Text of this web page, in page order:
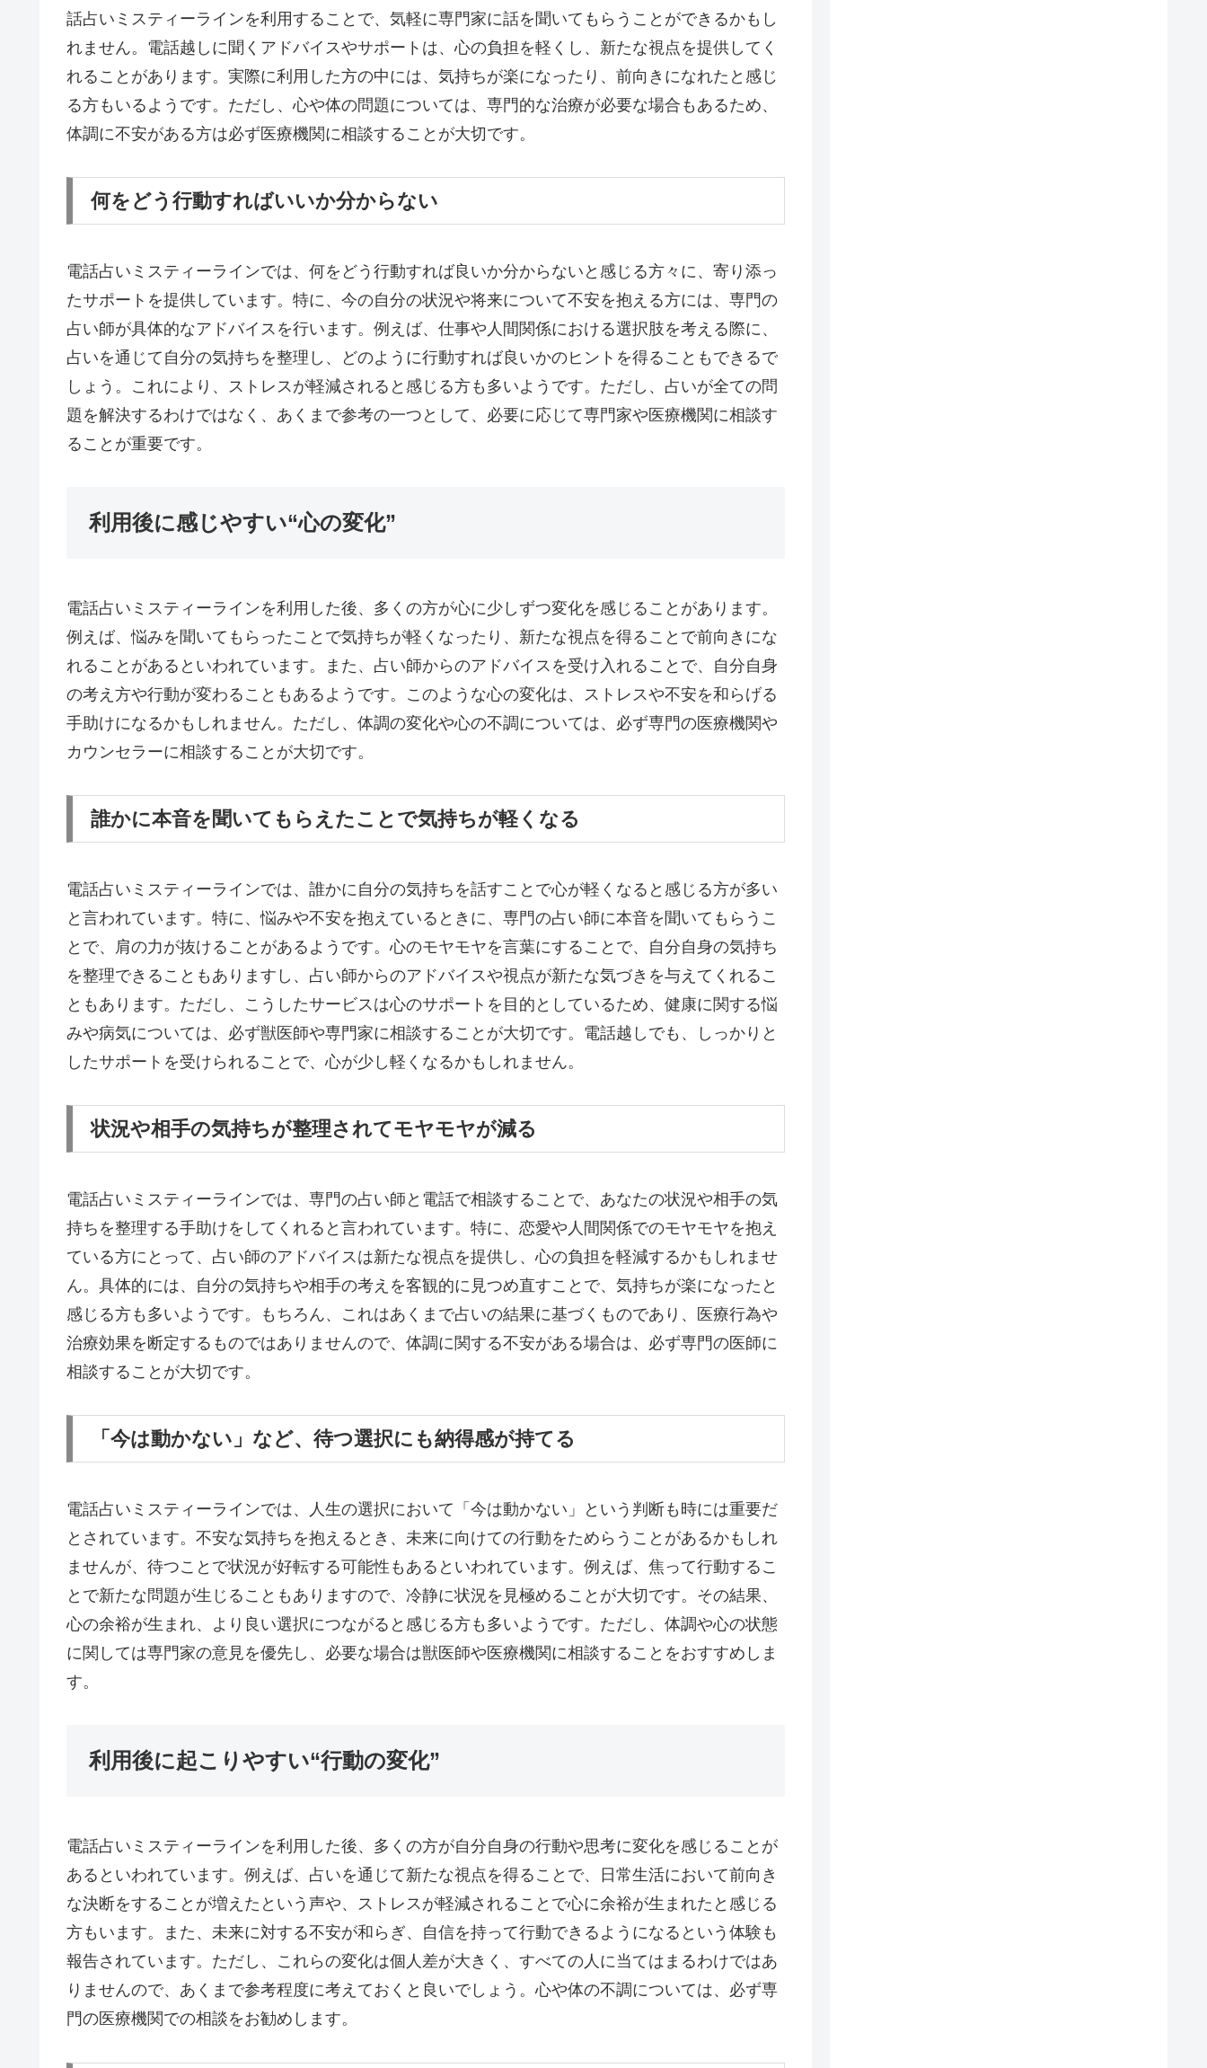
話占いミスティーラインを利用することで、気軽に専門家に話を聞いてもらうことができるかもし
れません。電話越しに聞くアドバイスやサポートは、心の負担を軽くし、新たな視点を提供してく
れることがあります。実際に利用した方の中には、気持ちが楽になったり、前向きになれたと感じ
る方もいるようです。ただし、心や体の問題については、専門的な治療が必要な場合もあるため、
体調に不安がある方は必ず医療機関に相談することが大切です。
何をどう行動すればいいか分からない
電話占いミスティーラインでは、何をどう行動すれば良いか分からないと感じる方々に、寄り添っ
たサポートを提供しています。特に、今の自分の状況や将来について不安を抱える方には、専門の
占い師が具体的なアドバイスを行います。例えば、仕事や人間関係における選択肢を考える際に、
占いを通じて自分の気持ちを整理し、どのように行動すれば良いかのヒントを得ることもできるで
しょう。これにより、ストレスが軽減されると感じる方も多いようです。ただし、占いが全ての問
題を解決するわけではなく、あくまで参考の一つとして、必要に応じて専門家や医療機関に相談す
ることが重要です。
利用後に感じやすい“心の変化”
電話占いミスティーラインを利用した後、多くの方が心に少しずつ変化を感じることがあります。
例えば、悩みを聞いてもらったことで気持ちが軽くなったり、新たな視点を得ることで前向きにな
れることがあるといわれています。また、占い師からのアドバイスを受け入れることで、自分自身
の考え方や行動が変わることもあるようです。このような心の変化は、ストレスや不安を和らげる
手助けになるかもしれません。ただし、体調の変化や心の不調については、必ず専門の医療機関や
カウンセラーに相談することが大切です。
誰かに本音を聞いてもらえたことで気持ちが軽くなる
電話占いミスティーラインでは、誰かに自分の気持ちを話すことで心が軽くなると感じる方が多い
と言われています。特に、悩みや不安を抱えているときに、専門の占い師に本音を聞いてもらうこ
とで、肩の力が抜けることがあるようです。心のモヤモヤを言葉にすることで、自分自身の気持ち
を整理できることもありますし、占い師からのアドバイスや視点が新たな気づきを与えてくれるこ
ともあります。ただし、こうしたサービスは心のサポートを目的としているため、健康に関する悩
みや病気については、必ず獣医師や専門家に相談することが大切です。電話越しでも、しっかりと
したサポートを受けられることで、心が少し軽くなるかもしれません。
状況や相手の気持ちが整理されてモヤモヤが減る
電話占いミスティーラインでは、専門の占い師と電話で相談することで、あなたの状況や相手の気
持ちを整理する手助けをしてくれると言われています。特に、恋愛や人間関係でのモヤモヤを抱え
ている方にとって、占い師のアドバイスは新たな視点を提供し、心の負担を軽減するかもしれませ
ん。具体的には、自分の気持ちや相手の考えを客観的に見つめ直すことで、気持ちが楽になったと
感じる方も多いようです。もちろん、これはあくまで占いの結果に基づくものであり、医療行為や
治療効果を断定するものではありませんので、体調に関する不安がある場合は、必ず専門の医師に
相談することが大切です。
「今は動かない」など、待つ選択にも納得感が持てる
電話占いミスティーラインでは、人生の選択において「今は動かない」という判断も時には重要だ
とされています。不安な気持ちを抱えるとき、未来に向けての行動をためらうことがあるかもしれ
ませんが、待つことで状況が好転する可能性もあるといわれています。例えば、焦って行動するこ
とで新たな問題が生じることもありますので、冷静に状況を見極めることが大切です。その結果、
心の余裕が生まれ、より良い選択につながると感じる方も多いようです。ただし、体調や心の状態
に関しては専門家の意見を優先し、必要な場合は獣医師や医療機関に相談することをおすすめしま
す。
利用後に起こりやすい“行動の変化”
電話占いミスティーラインを利用した後、多くの方が自分自身の行動や思考に変化を感じることが
あるといわれています。例えば、占いを通じて新たな視点を得ることで、日常生活において前向き
な決断をすることが増えたという声や、ストレスが軽減されることで心に余裕が生まれたと感じる
方もいます。また、未来に対する不安が和らぎ、自信を持って行動できるようになるという体験も
報告されています。ただし、これらの変化は個人差が大きく、すべての人に当てはまるわけではあ
りませんので、あくまで参考程度に考えておくと良いでしょう。心や体の不調については、必ず専
門の医療機関での相談をお勧めします。